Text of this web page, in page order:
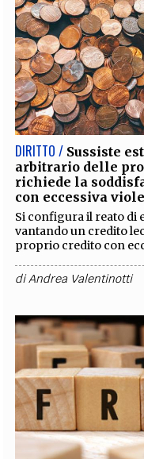
DIRITTO / Sussiste
arbitrario delle
richiede la
con eccessiva
Si configura il reato di
vantando un credito
proprio credito con
diAndrea Valentinotti